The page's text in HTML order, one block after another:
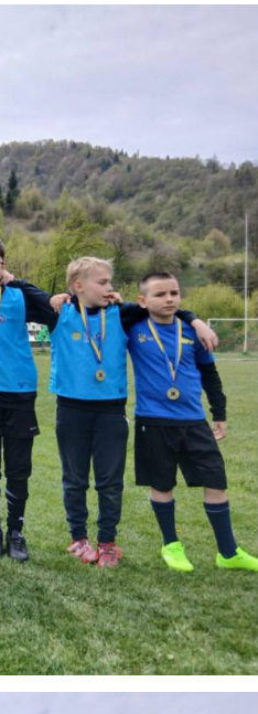
Футбол у Херсоні. Перші
Блог Тараса